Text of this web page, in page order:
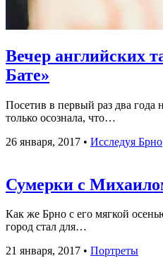
Вечер английских
Бате»
Посетив в первый раз два года
только осознала, что…
26 января, 2017 • Исследуя Брно
Сумерки с
Как же Брно с его мягкой
город стал для…
21 января, 2017 • Портреты